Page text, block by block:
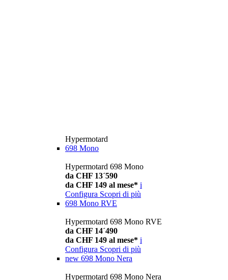
Hypermotard
698 Mono
Hypermotard 698 Mono
da CHF 13´590
da CHF 149 al mese* i
Configura Scopri di più
698 Mono RVE
Hypermotard 698 Mono RVE
da CHF 14´490
da CHF 149 al mese* i
Configura Scopri di più
new 698 Mono Nera
Hypermotard 698 Mono Nera